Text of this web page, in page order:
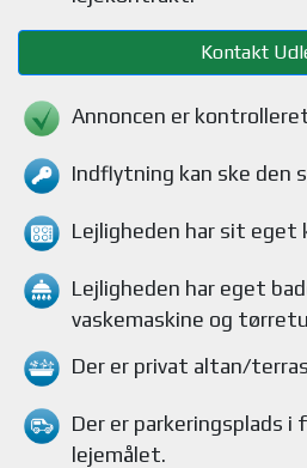
Kontakt
Annoncen er
Indflytning kan ske den
Lejligheden har sit eget
Lejligheden har eget
vaskemaskine og
Der er privat altan/
Der er parkeringsplads i
lejemålet.